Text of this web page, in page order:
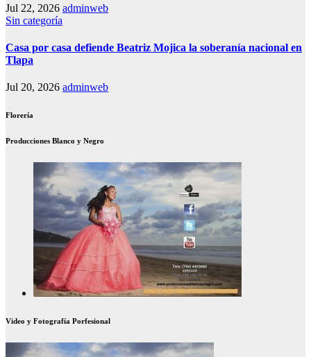
Jul 22, 2026 adminweb
Sin categoría
Casa por casa defiende Beatriz Mojica la soberanía nacional en
Tlapa
Jul 20, 2026 adminweb
Florería
Producciones Blanco y Negro
Video y Fotografía Porfesional